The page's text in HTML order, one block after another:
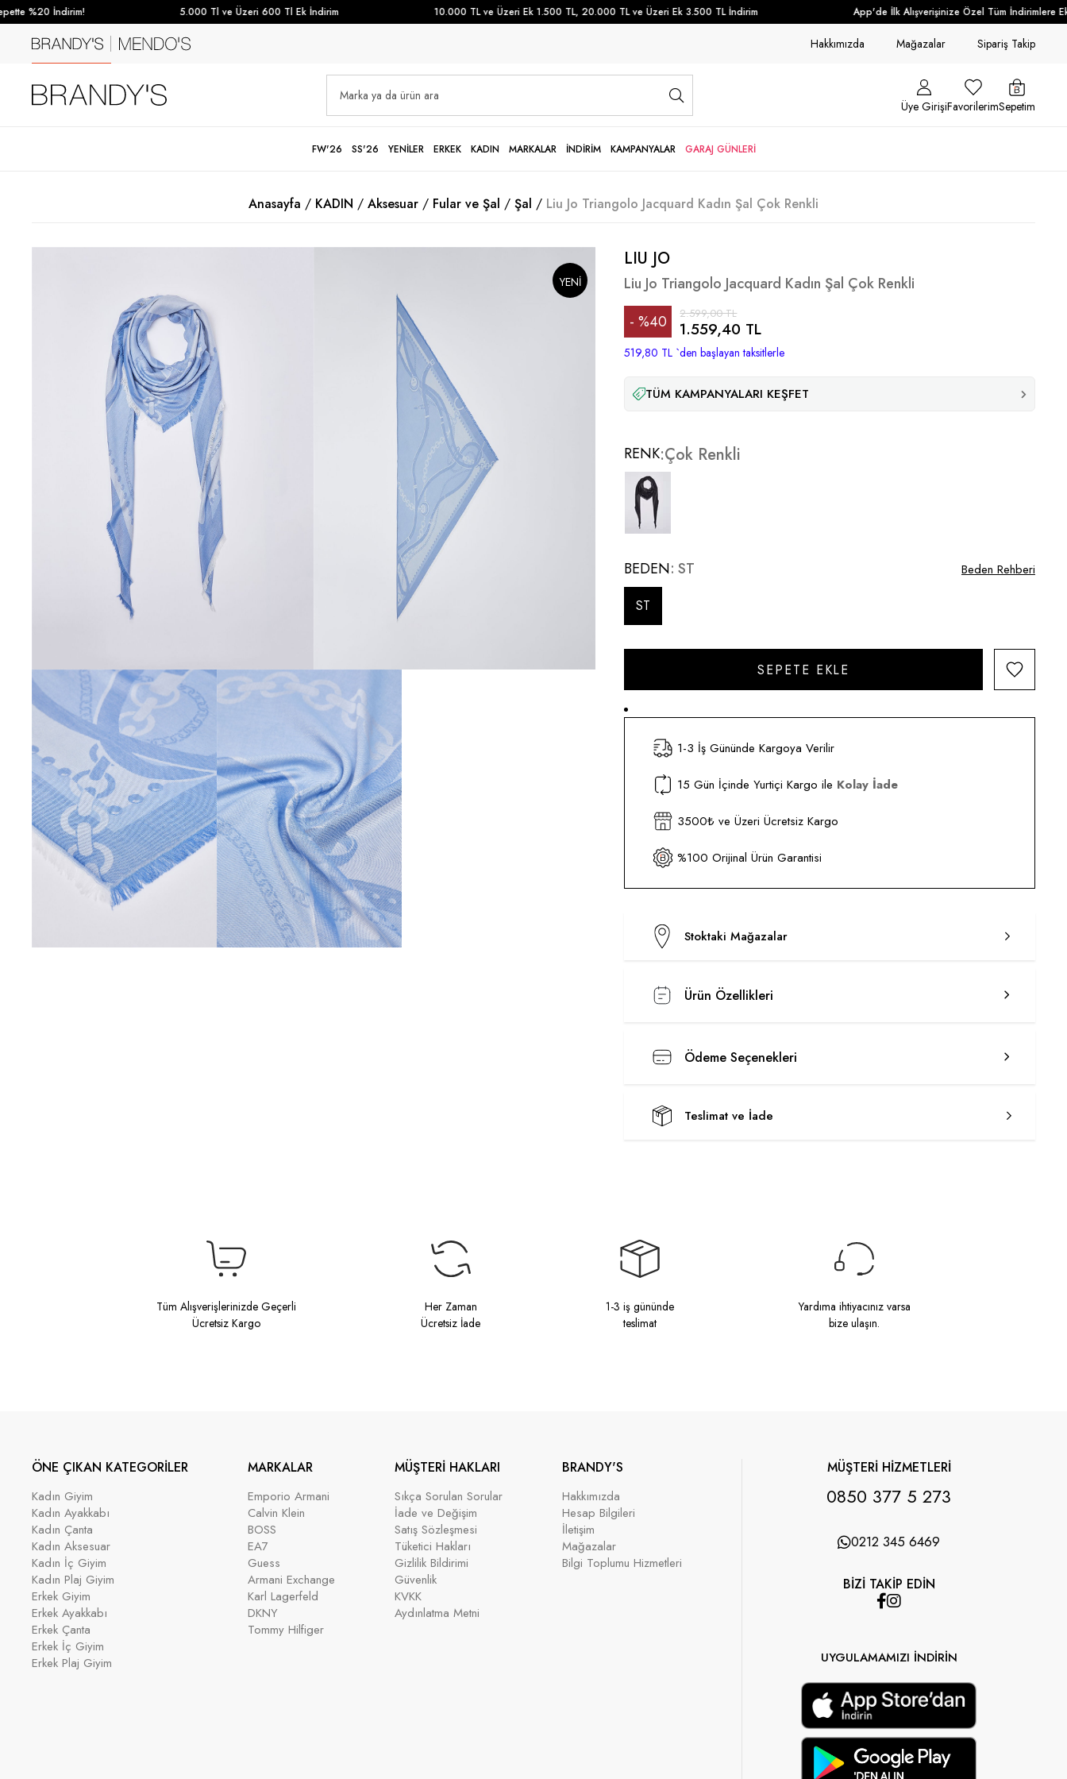
%20 İndirim! 5.000 Tl ve Üzeri 600 Tl Ek İndirim 10.000 TL ve Üzeri Ek 1.500 TL, 20.000 TL ve Üzeri Ek 3.500 TL İndirim App'de İlk Alışverişinize Özel Tüm İndirimlere Ek
Hakkımızda Mağazalar Sipariş Takip
Üye GirişiFavorilerimSepetim
FW'26 SS'26 YENİLER ERKEK KADIN MARKALAR İNDİRİM KAMPANYALAR GARAJ GÜNLERİ
Anasayfa KADIN Aksesuar Fular ve Şal Şal Liu Jo Triangolo Jacquard Kadın Şal Çok Renkli
YENI
LIU JO
Liu Jo Triangolo Jacquard Kadın Şal Çok Renkli
%40
İndirim
2.599,00 TL
1.559,40 TL
519,80 TL `den başlayan taksitlerle
TÜM KAMPANYALARI KEŞFET
RENK Çok Renkli
BEDEN ST
ST
Beden Rehberi
1-3 İş Gününde Kargoya Verilir
15 Gün İçinde Yurtiçi Kargo ile Kolay İade
3500₺ ve Üzeri Ücretsiz Kargo
%100 Orijinal Ürün Garantisi
Stoktaki Mağazalar
Ürün Özellikleri
Ödeme Seçenekleri
Teslimat ve İade
Tüm Alışverişlerinizde Geçerli
Ücretsiz Kargo
Her Zaman
Ücretsiz İade
1-3 iş gününde
teslimat
Yardıma ihtiyacınız varsa
bize ulaşın.
ÖNE ÇIKAN KATEGORİLER
Kadın Giyim
Kadın Ayakkabı
Kadın Çanta
Kadın Aksesuar
Kadın İç Giyim
Kadın Plaj Giyim
Erkek Giyim
Erkek Ayakkabı
Erkek Çanta
Erkek İç Giyim
Erkek Plaj Giyim
MARKALAR
Emporio Armani
Calvin Klein
BOSS
EA7
Guess
Armani Exchange
Karl Lagerfeld
DKNY
Tommy Hilfiger
MÜŞTERİ HAKLARI
Sıkça Sorulan Sorular
İade ve Değişim
Satış Sözleşmesi
Tüketici Hakları
Gizlilik Bildirimi
Güvenlik
KVKK
Aydınlatma Metni
BRANDY'S
Hakkımızda
Hesap Bilgileri
İletişim
Mağazalar
Bilgi Toplumu Hizmetleri
MÜŞTERİ HİZMETLERİ
0850 377 5 273
0212 345 6469
BİZİ TAKİP EDİN
UYGULAMAMIZI İNDİRİN